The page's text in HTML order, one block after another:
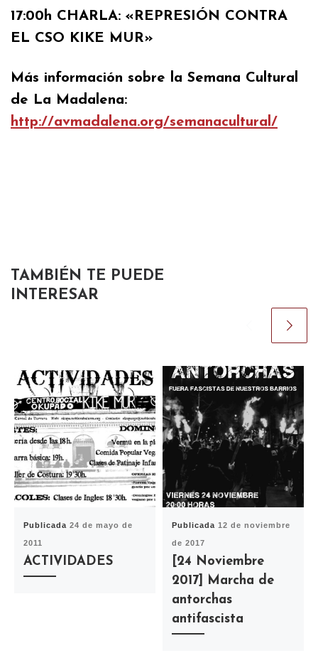
17:00h CHARLA: «REPRESIÓN CONTRA
EL CSO KIKE MUR»
Más información sobre la Semana Cultural
de La Madalena:
http://avmadalena.org/semanacultural/
TAMBIÉN TE PUEDE
INTERESAR
Publicada24 de mayo de
2011
ACTIVIDADES
Publicada12 de noviembre
de 2017
[24 Noviembre
2017] Marcha de
antorchas
antifascista